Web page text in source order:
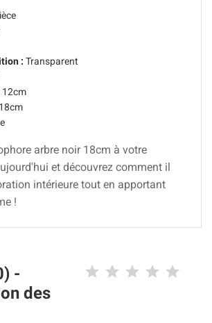
: Transparent
12cm
arbre noir 18cm à votre
et découvrez comment il
intérieure tout en apportant
!
-
des